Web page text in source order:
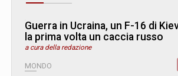
Guerra in Ucraina, un F-16 di
la prima volta un caccia russo
a cura della redazione
MONDO